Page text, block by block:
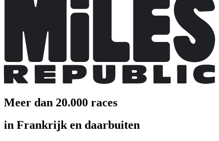
Meer dan 20.000 races
in Frankrijk en daarbuiten